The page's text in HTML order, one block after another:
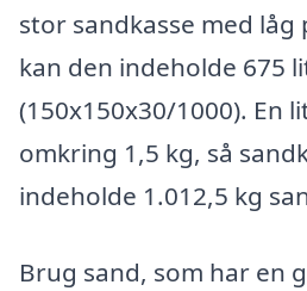
stor sandkasse med låg
kan den indeholde 675
(150x150x30/1000). En
omkring 1,5 kg, så
indeholde 1.012,5 kg
Brug sand, som har en